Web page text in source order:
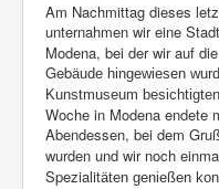
Am Nachmittag dieses
unternahmen wir eine
Modena, bei der wir auf
Gebäude hingewiesen
Kunstmuseum
Woche in Modena endete
Abendessen, bei dem Gru
wurden und wir noch
Spezialitäten genießen